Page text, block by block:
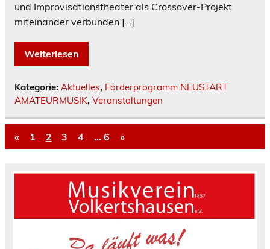
und Improvisationstheater als Crossover-Projekt
miteinander verbunden […]
Weiterlesen
Kategorie: Aktuelles, Förderprogramm NEUSTART
AMATEURMUSIK, Veranstaltungen
« 1 2 3 4 … 6 »